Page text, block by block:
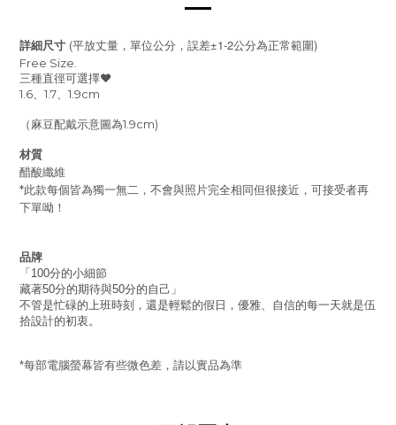
詳細尺寸 (平放丈量，單位公分，誤差±1-2公分為正常範圍)
Free Size.
三種直徑可選擇❤️
1.6、1.7、1.9cm
（麻豆配戴示意圖為1.9cm)
材質
醋酸纖維
*此款每個皆為獨一無二，不會與照片完全相同但很接近，可接受者再
下單呦！
品牌
「100分的小細節
藏著50分的期待與50分的自己」
不管是忙碌的上班時刻，還是輕鬆的假日，優雅、自信的每一天就是伍
拾設計的初衷。
*每部電腦螢幕皆有些微色差，請以實品為準